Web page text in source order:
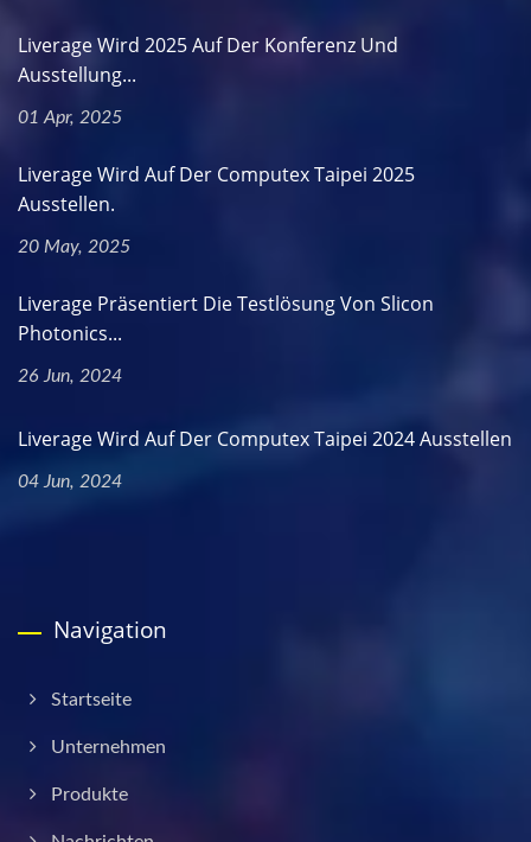
Liverage Wird 2025 Auf Der Konferenz Und
Ausstellung...
01 Apr, 2025
Liverage Wird Auf Der Computex Taipei 2025
Ausstellen.
20 May, 2025
Liverage Präsentiert Die Testlösung Von Slicon
Photonics...
26 Jun, 2024
Liverage Wird Auf Der Computex Taipei 2024 Ausstellen
04 Jun, 2024
Navigation
Startseite
Unternehmen
Produkte